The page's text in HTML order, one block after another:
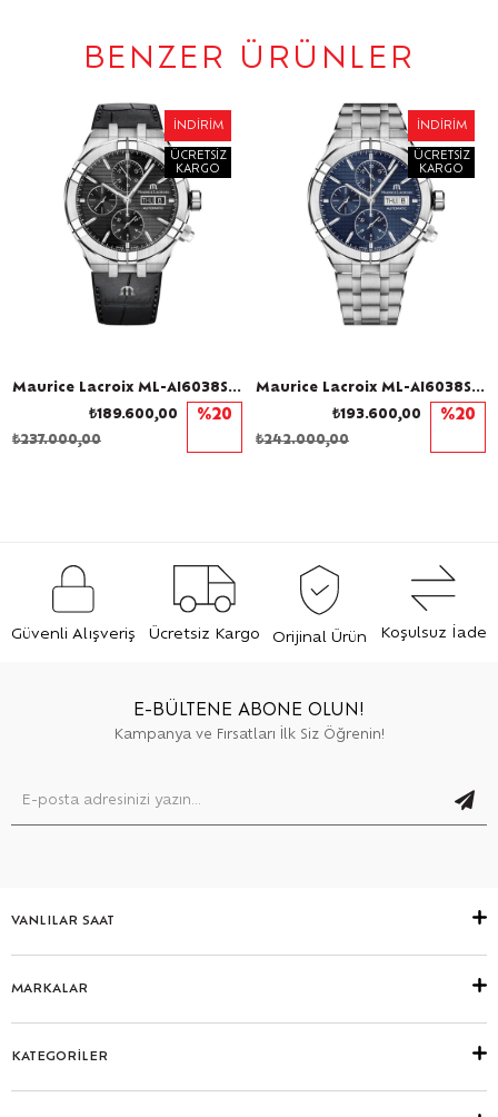
BENZER ÜRÜNLER
Maurice Lacroix ML-AI6038SS001330-1 Erkek Kol Saati
İNDIRIM
ÜCRETSIZ
KARGO
₺189.600,00
₺237.000,00
%20
Maurice Lacroix ML-AI6038SS002430-1 Erkek Kol Saati
İNDIRIM
ÜCRETSIZ
KARGO
₺193.600,00
₺242.000,00
%20
Güvenli Alışveriş Ücretsiz Kargo Orijinal Ürün Koşulsuz İade
E-BÜLTENE ABONE OLUN!
Kampanya ve Fırsatları İlk Siz Öğrenin!
VANLILAR SAAT
MARKALAR
KATEGORİLER